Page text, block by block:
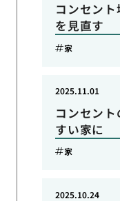
コンセン
を見直す
家
コンセン
すい家に
2025.11.01
家
2025.10.24